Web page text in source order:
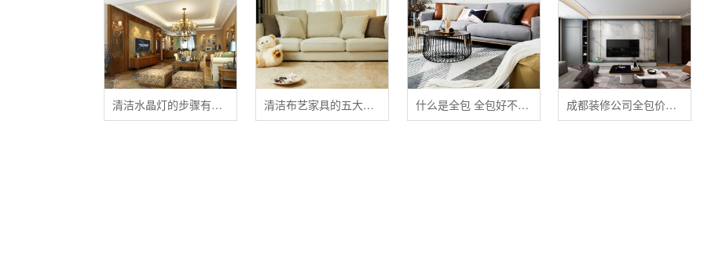
清洁水晶灯的步骤有哪些？ 清洁布艺家具的五大禁忌 什么是全包 全包好不好 全包装修注意事项有哪些 成都装修公司全包价格 成都全包装修多少钱一平